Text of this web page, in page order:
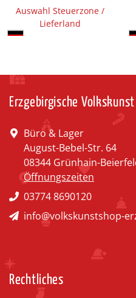
Auswahl Steuerzone /
Lieferland
Erzgebirgische
Büro & Lager
August-Bebel-Str. 64
08344 Grünhain-
Öffnungszeiten
03774 8690120
info@volkskunstshop-
Rechtliches